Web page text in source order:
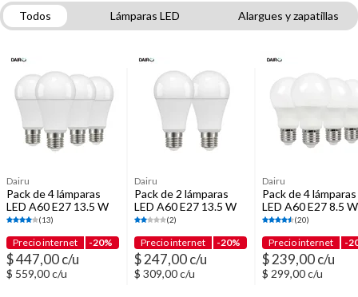
Todos Lámparas LED
Alargues y zapatillas
Lámparas de mesa y escritorio
Sets de escritorio
Dairu
Pack de 4 lámparas
LED A60 E27 13.5 W
luz cálida
(13)
Precio internet -20%
$ 447,00 c/u
$ 559,00 c/u
Dairu
Pack de 2 lámparas
LED A60 E27 13.5 W
luz cálida
(2)
Precio internet -20%
$ 247,00 c/u
$ 309,00 c/u
Dairu
Pack de 4 lámparas
LED A60 E27 8.5
fría
(20)
Precio internet -
$ 239,00 c/u
$ 299,00 c/u